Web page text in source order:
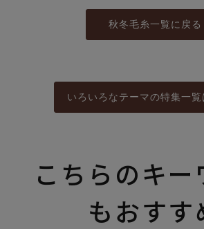
秋冬毛糸一覧に戻る
いろいろなテーマの特集一
こちらのキー
もおすす